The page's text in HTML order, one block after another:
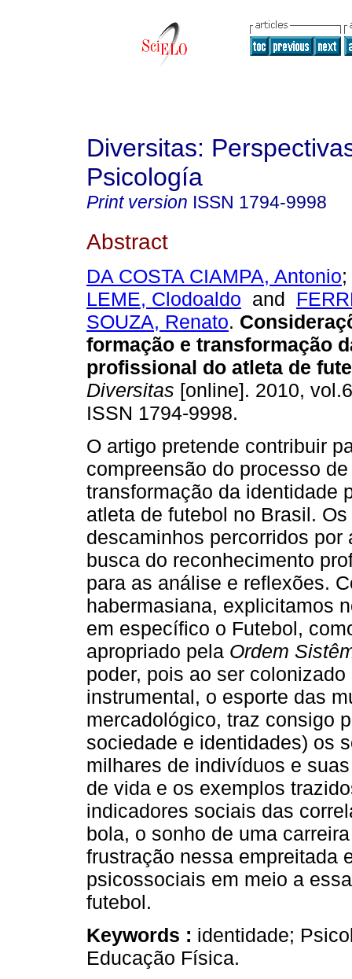
Diversitas:
Psicología
Print version ISSN 1794-9998
Abstract
DA COSTA CIAMPA, Antonio;
LEME, Clodoaldo and
SOUZA, Renato.
formação e transformação
profissional do atleta de
Diversitas [online]. 2010,
ISSN 1794-9998.
O artigo pretende contribuir
compreensão do processo
transformação da identidade
atleta de futebol no Brasil.
descaminhos percorridos por
busca do reconhecimento
para as análise e reflexões.
habermasiana, explicitamos
em específico o Futebol,
apropriado pela Ordem
poder, pois ao ser
instrumental, o esporte das
mercadológico, traz consigo
sociedade e identidades) os
milhares de indivíduos e
de vida e os exemplos
indicadores sociais das
bola, o sonho de uma
frustração nessa empreitada
psicossociais em meio a
futebol.
Keywords : identidade;
Educação Física.